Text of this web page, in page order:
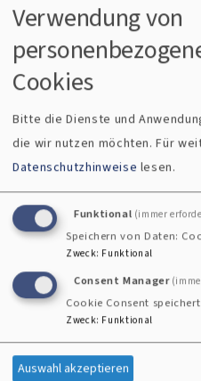
Beiträge gehen von
aus, über die sich ein
finden lässt. Die Ansprachen
eine Brücke zu den
Ansprachen für
Zeiten im Kirchenjahr
mit Fürbitten zu jeder
von erfahrenen
erprobt
Format 14 x 22 cm 144 Seiten
1573-3 erschienen 2012
Verwendung von
Cookies
Bitte die Dienste und
die wir nutzen möchten.Für
Datenschutzhinweise lesen.
Funktional (immer
Speichern von Daten:
Zweck: Funktional
Consent Manager
Cookie Consent
Zweck: Funktional
Auswahl akzeptieren